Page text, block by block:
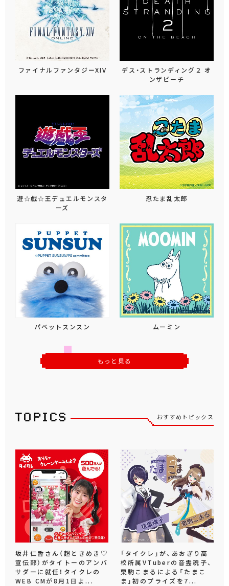
ファイナルファンタジーXIV
デス・ストランディング２ オ
ンザビーチ
遊☆戯☆王デュエルモンスタ
ーズ
忍たま乱太郎
パペットスンスン ムーミン
もっと見る
おすすめトピックス
坂井仁香さん（超ときめき♡
宣伝部）がタイトーのアンバ
サダーに就任！タイクレの
WEB CMが8月1日よ...
「タイクレ」が、あおぎり高
校所属VTuberの音霊魂子、
栗駒こまるによる「たまこ
ま」初のプライズを7...